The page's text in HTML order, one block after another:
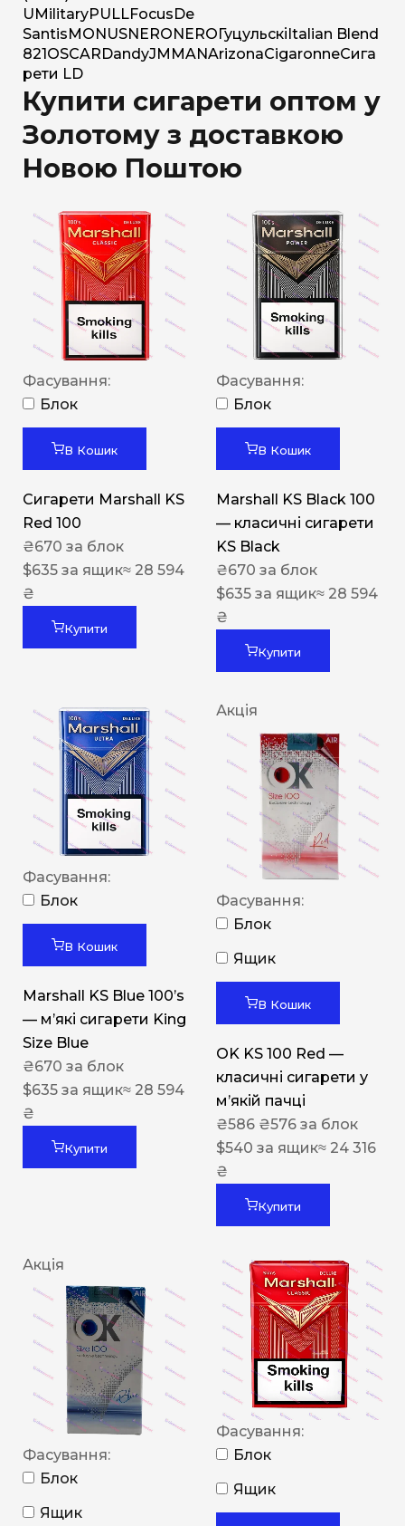
U MilitaryPULLFocus De
Santis MONUSNERO NERO Гуцульскі Italian Blend
821 OSCAR DandyJM MANArizonaCigaronneСига
рети LD
Купити сигарети оптом у
Золотому з доставкою
Новою Поштою
Фасування:
Блок
В Кошик
Сигарети Marshall KS
Red 100
₴670 за блок
$635 за ящик≈ 28 594
₴
Купити
Фасування:
Блок
В Кошик
Marshall KS Black 100
— класичні сигарети
KS Black
₴670 за блок
$635 за ящик≈ 28 594
₴
Купити
Фасування:
Блок
В Кошик
Marshall KS Blue 100’s
— м’які сигарети King
Size Blue
₴670 за блок
$635 за ящик≈ 28 594
₴
Купити
Акція
Фасування:
Блок
Ящик
В Кошик
OK KS 100 Red —
класичні сигарети у
м’якій пачці
₴586 ₴576 за блок
$540 за ящик≈ 24 316
₴
Купити
Акція
Фасування:
Блок
Ящик
Фасування:
Блок
Ящик